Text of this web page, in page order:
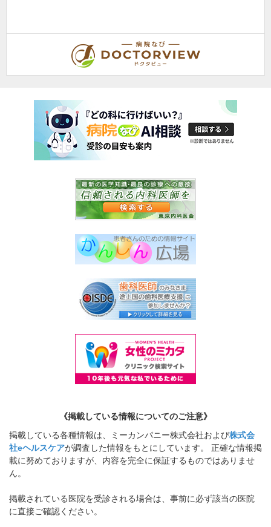
《掲載している情報についてのご注意》
掲載している各種情報は、ミーカンパニー株式会社および株式会
社eヘルスケアが調査した情報をもとにしています。 正確な情報掲
載に努めておりますが、内容を完全に保証するものではありませ
ん。
掲載されている医院を受診される場合は、事前に必ず該当の医院
に直接ご確認ください。